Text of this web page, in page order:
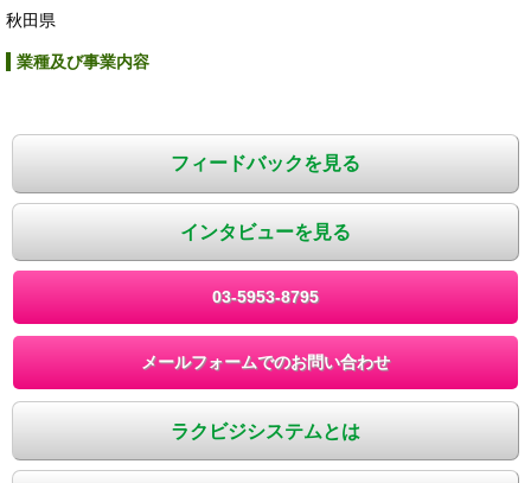
秋田県
業種及び事業内容
フィードバックを見る
インタビューを見る
03-5953-8795
メールフォームでのお問い合わせ
ラクビジシステムとは